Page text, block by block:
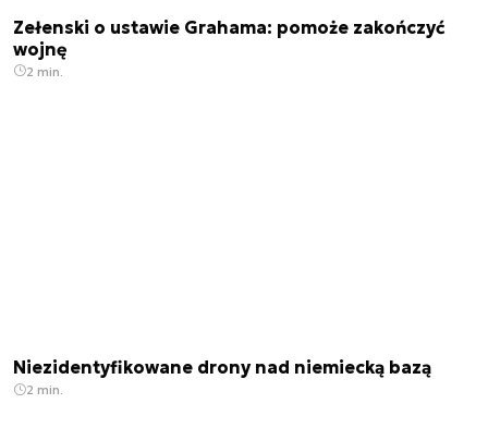
Zełenski o ustawie Grahama: pomoże zakończyć
wojnę
2 min.
Niezidentyfikowane drony nad niemiecką bazą
2 min.